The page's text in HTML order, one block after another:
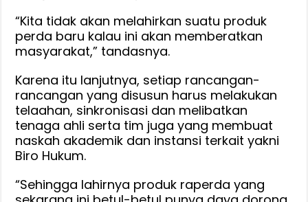
“Kita tidak akan melahirkan suatu produk
perda baru kalau ini akan memberatkan
masyarakat,” tandasnya.
Karena itu lanjutnya, setiap rancangan-
rancangan yang disusun harus melakukan
telaahan, sinkronisasi dan melibatkan
tenaga ahli serta tim juga yang membuat
naskah akademik dan instansi terkait yakni
Biro Hukum.
“Sehingga lahirnya produk raperda yang